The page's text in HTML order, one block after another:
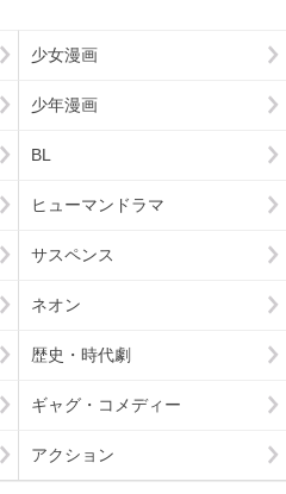
少女漫画
少年漫画
BL
ヒューマンドラマ
サスペンス
ネオン
歴史・時代劇
ギャグ・コメディー
アクション